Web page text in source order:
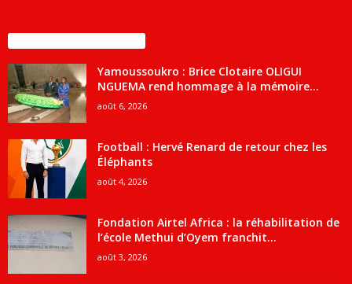
Yamoussoukro : Brice Clotaire OLIGUI
NGUEMA rend hommage à la mémoire...
août 6, 2026
Football : Hervé Renard de retour chez les
Éléphants
août 4, 2026
Fondation Airtel Africa : la réhabilitation de
l’école Methui d’Oyem franchit...
août 3, 2026